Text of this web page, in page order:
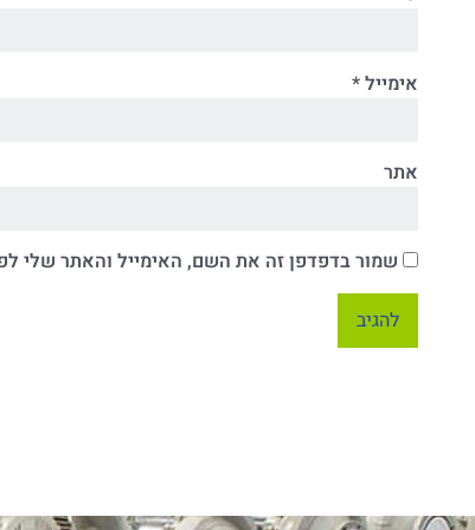
אימייל*
אתר
שמור בדפדפן זה את השם, האימייל והאתר שלי